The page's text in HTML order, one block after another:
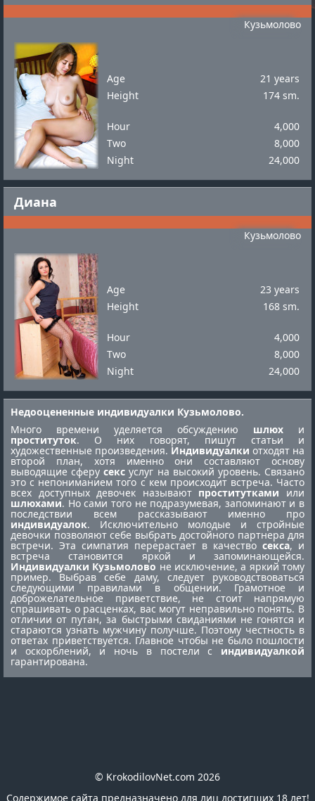
Кузьмолово
Age
21 years
Height
174 sm.
Hour
4,000
Two
8,000
Night
24,000
Диана
Кузьмолово
Age
23 years
Height
168 sm.
Hour
4,000
Two
8,000
Night
24,000
Недооцененные индивидуалки Кузьмолово.
Много времени уделяется обсуждению шлюх и
проституток. О них говорят, пишут статьи и
художественные произведения. Индивидуалки отходят на
второй план, хотя именно они составляют основу
выводящие сферусекс услуг на высокий уровень. Связано
это с непониманием того с кем происходит встреча. Часто
всех доступных девочек называют проститутками или
шлюхами. Но сами того не подразумевая, запоминают и в
последствии всем рассказывают именно про
индивидуалок. Исключительно молодые и стройные
девочки позволяют себе выбрать достойного партнера для
встречи. Эта симпатия перерастает в качество секса, и
встреча становится яркой и запоминающейся.
Индивидуалки Кузьмолово не исключение, а яркий тому
пример. Выбрав себе даму, следует руководствоваться
следующими правилами в общении. Грамотное и
доброжелательное приветствие, не стоит напрямую
спрашивать о расценках, вас могут неправильно понять. В
отличии от путан, за быстрыми свиданиями не гонятся и
стараются узнать мужчину получше. Поэтому честность в
ответах приветствуется. Главное чтобы не было пошлости
и оскорблений, и ночь в постели с индивидуалкой
гарантирована.
© KrokodilovNet.com 2026
Содержимое сайта предназначено для лиц достигших 18 лет!